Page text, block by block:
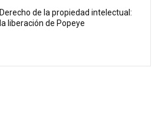
Derecho de la propiedad intelectual:
la liberación de Popeye